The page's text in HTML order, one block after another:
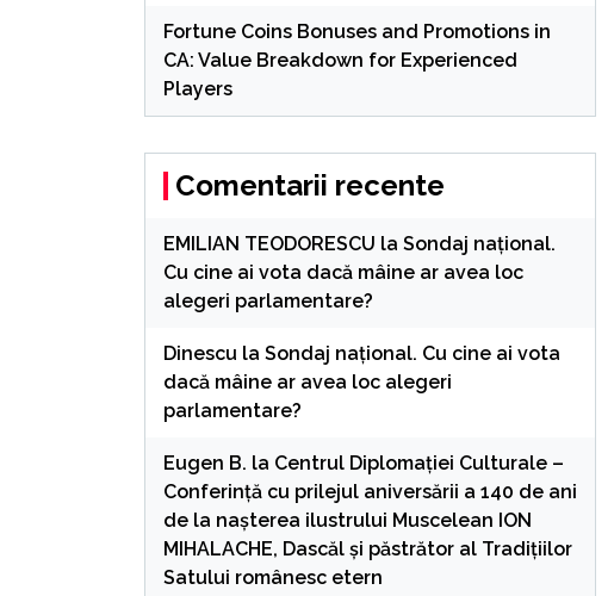
Fortune Coins Bonuses and Promotions in
CA: Value Breakdown for Experienced
Players
Comentarii recente
EMILIAN TEODORESCU la Sondaj național.
Cu cine ai vota dacă mâine ar avea loc
alegeri parlamentare?
Dinescu la Sondaj național. Cu cine ai vota
dacă mâine ar avea loc alegeri
parlamentare?
Eugen B. la Centrul Diplomației Culturale –
Conferință cu prilejul aniversării a 140 de ani
de la nașterea ilustrului Muscelean ION
MIHALACHE, Dascăl și păstrător al Tradițiilor
Satului românesc etern